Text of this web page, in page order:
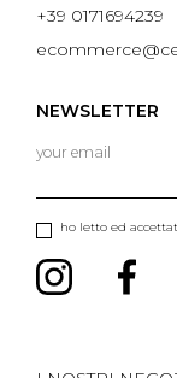
+39 0171694239
NEWSLETTER
ho letto ed